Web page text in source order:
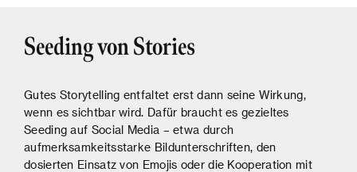
Seeding von Stories
Gutes Storytelling entfaltet erst dann seine Wirkung,
wenn es sichtbar wird. Dafür braucht es gezieltes
Seeding auf Social Media – etwa durch
aufmerksamkeitsstarke Bildunterschriften, den
dosierten Einsatz von Emojis oder die Kooperation mit